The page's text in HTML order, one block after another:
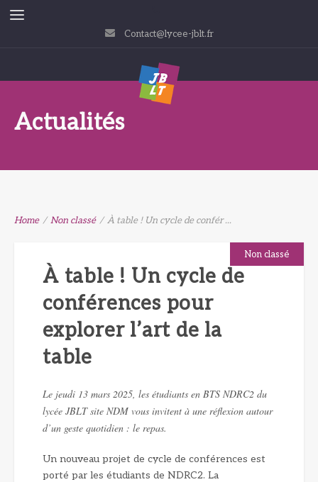
Contact@lycee-jblt.fr
Actualités
Home /Non classé /À table ! Un cycle de confér ...
Non classé
À table ! Un cycle de
conférences pour
explorer l’art de la
table
Le jeudi 13 mars 2025, les étudiants en BTS NDRC2 du
lycée JBLT site NDM vous invitent à une réflexion autour
d’un geste quotidien : le repas.
Un nouveau projet de cycle de conférences est
porté par les étudiants de NDRC2. La